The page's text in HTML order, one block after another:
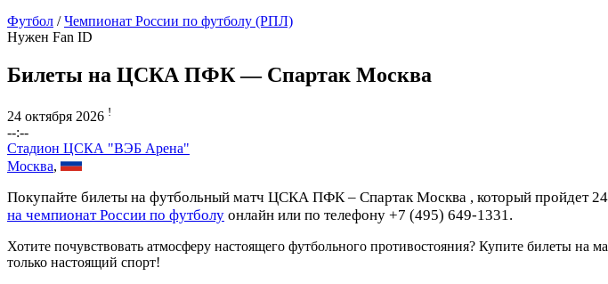
Футбол /Чемпионат России по футболу (РПЛ)
Нужен Fan ID
Билеты на ЦСКА ПФК — Спартак Москва
24 октября 2026 !
--:--
Стадион ЦСКА "ВЭБ Арена"
Москва,
Покупайте билеты на футбольный матч ЦСКА ПФК – Спартак Москва , который пройдет
на чемпионат России по футболу онлайн или по телефону +7 (495) 649-1331.
Хотите почувствовать атмосферу настоящего футбольного противостояния? Купите билеты
только настоящий спорт!